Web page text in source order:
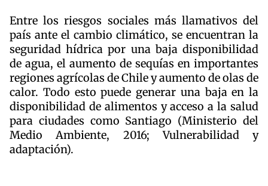
Entre los riesgos sociales más llamativos del
país ante el cambio climático, se encuentran la
seguridad hídrica por una baja disponibilidad
de agua, el aumento de sequías en importantes
regiones agrícolas de Chile y aumento de olas de
calor. Todo esto puede generar una baja en la
disponibilidad de alimentos y acceso a la salud
para ciudades como Santiago (Ministerio del
Medio Ambiente, 2016; Vulnerabilidad y
adaptación).